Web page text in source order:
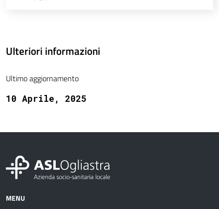
Ulteriori informazioni
Ultimo aggiornamento
10 Aprile, 2025
MENU